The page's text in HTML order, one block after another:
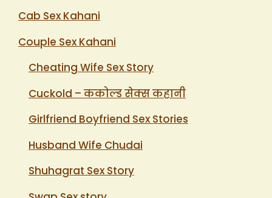
Cab Sex Kahani
Couple Sex Kahani
Cheating Wife Sex Story
Cuckold – ककोल्ड सेक्स कहानी
Girlfriend Boyfriend Sex Stories
Husband Wife Chudai
Shuhagrat Sex Story